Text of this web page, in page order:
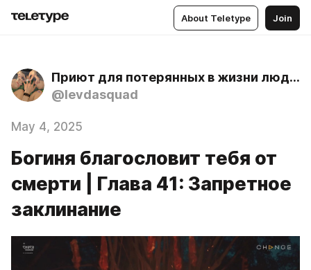
About Teletype Join
Приют для потерянных в жизни людей
@levdasquad
May 4, 2025
Богиня благословит тебя от
смерти | Глава 41: Запретное
заклинание